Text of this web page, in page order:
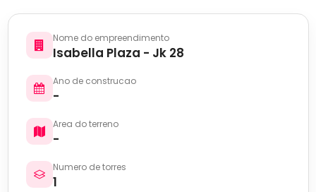
Nome do empreendimento
Isabella Plaza - Jk 28
Ano de construcao
-
Area do terreno
-
Numero de torres
1